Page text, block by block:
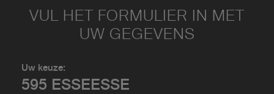
VUL HET FORMULIER IN MET
UW GEGEVENS
Uw keuze:
595 ESSEESSE